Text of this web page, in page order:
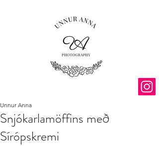
Snjókarlamöffins með
Sírópskremi
Unnur Anna